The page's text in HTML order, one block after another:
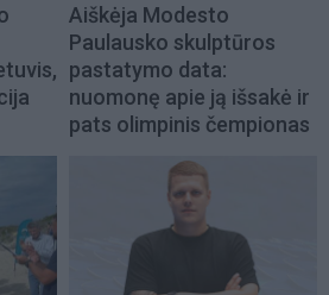
Aiškėja Modesto
Paulausko skulptūros
pastatymo data:
nuomonę apie ją išsakė ir
pats olimpinis čempionas